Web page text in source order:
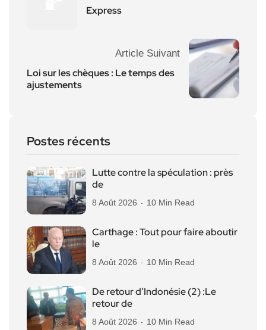
Express
Article Suivant
Loi sur les chèques : Le temps des
ajustements
Postes récents
Lutte contre la spéculation : près
de
8 Août 2026 10 Min Read
Carthage : Tout pour faire aboutir
le
8 Août 2026 10 Min Read
De retour d’Indonésie (2) :Le
retour de
8 Août 2026 10 Min Read